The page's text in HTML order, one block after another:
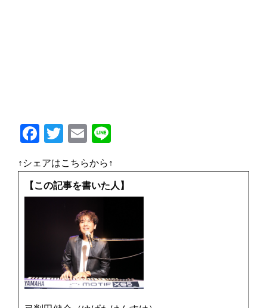
F
c
e
T
w
it
te
E
m
ai
l
e
↑シェアはこちらから↑
【この記事を書いた人】